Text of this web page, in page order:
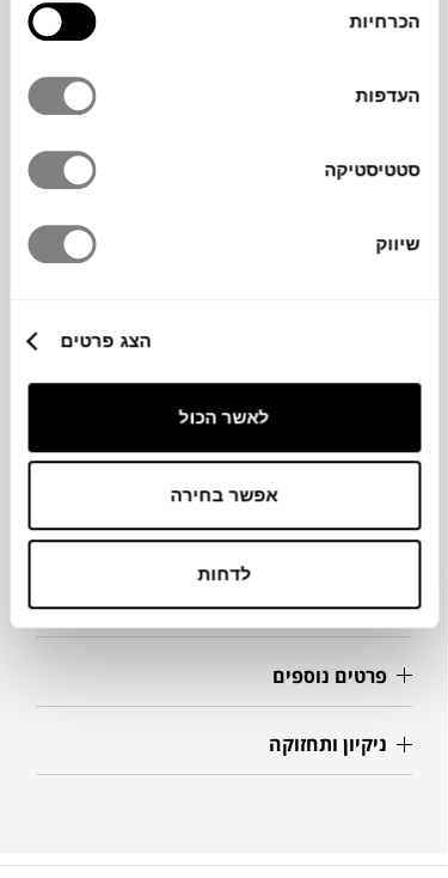
הסכמה
הכרחיות
העדפות
סטטיסטיקה
שיווק
הצג פרטים
לאשר הכול
אפשר בחירה
לדחות
השטיח לסלון nyoko של המותג הדני
LINIE
צבעים שקטים וקווים נקיים. הוא נארג בעבודת
יד מצמר טבעי, ומציע מראה על-זמני שמתאים
מידות
מידע על חומרים
מק"ט
פרטים נוספים
ניקיון ותחזוקה